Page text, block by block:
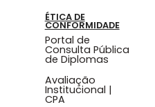
ÉTICA DE
CONFORMIDADE
Portal de
Consulta Pública
de Diplomas
Avaliação
Institucional |
CPA